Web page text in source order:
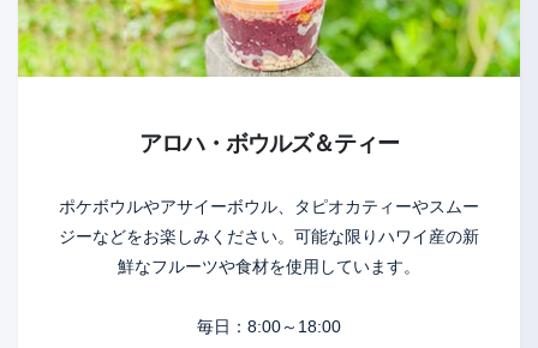
アロハ・ボウルズ＆ティー
ポケボウルやアサイーボウル、タピオカティーやスムー
ジーなどをお楽しみください。可能な限りハワイ産の新
鮮なフルーツや食材を使用しています。
毎日：8:00～18:00